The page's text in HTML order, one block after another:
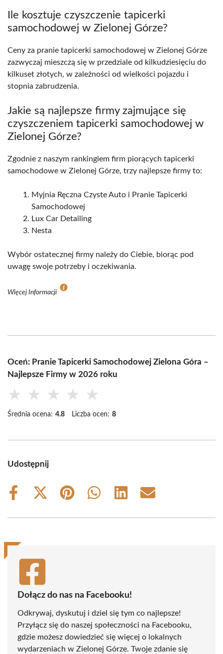
Ile kosztuje czyszczenie tapicerki
samochodowej w Zielonej Górze?
Ceny za pranie tapicerki samochodowej w Zielonej Górze
zazwyczaj mieszczą się w przedziale od kilkudziesięciu do
kilkuset złotych, w zależności od wielkości pojazdu i
stopnia zabrudzenia.
Jakie są najlepsze firmy zajmujące się
czyszczeniem tapicerki samochodowej w
Zielonej Górze?
Zgodnie z naszym rankingiem firm piorących tapicerki
samochodowe w Zielonej Górze, trzy najlepsze firmy to:
Myjnia Ręczna Czyste Auto i Pranie Tapicerki
Samochodowej
Lux Car Detailing
Nesta
Wybór ostatecznej firmy należy do Ciebie, biorąc pod
uwagę swoje potrzeby i oczekiwania.
Więcej Informacji
Oceń: Pranie Tapicerki Samochodowej Zielona Góra –
Najlepsze Firmy w 2026 roku
★ ★ ★ ★ ★
Średnia ocena: 4.8 Liczba ocen: 8
Udostępnij
Share
Share
(Twitter)
Share
Share
Share
Share
Dołącz do nas na Facebooku!
Odkrywaj, dyskutuj i dziel się tym co najlepsze!
Przyłącz się do naszej społeczności na Facebooku,
gdzie możesz dowiedzieć się więcej o lokalnych
wydarzeniach w Zielonej Górze. Twoje zdanie się